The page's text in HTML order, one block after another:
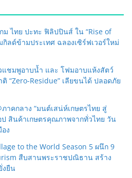
ม ไทย ปะทะ ฟิลิปปินส์ ใน “Rise of
ลด์ข้ามประเทศ ฉลองเซิร์ฟเวอร์ใหม่
วแชมพูอาบน้ำ และ โฟมอาบแห้งสัตว์
“Zero-Residue” เลียขนได้ ปลอดภัย
าคกลาง “มนต์เสน่ห์เกษตรไทย สู่
สินค้าเกษตรคุณภาพจากทั่วไทย วัน
ง
to the World Season 5 ผนึก 9
สืบสานพระราชปณิธาน สร้าง
งยืน